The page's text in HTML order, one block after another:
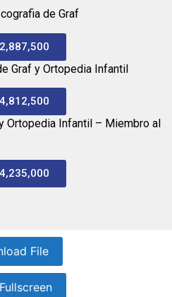
de Graf
Graf y Ortopedia Infantil
Ortopedia Infantil – Miembro al
File